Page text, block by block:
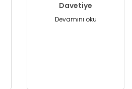
Davetiye
Devamını oku